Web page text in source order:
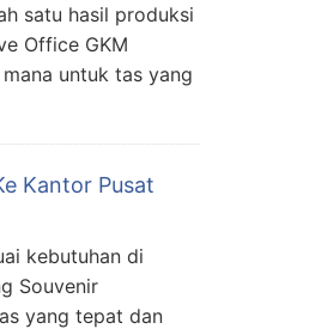
satu hasil produksi
Office GKM
untuk tas yang
Kantor Pusat
kebutuhan di
Souvenir
yang tepat dan